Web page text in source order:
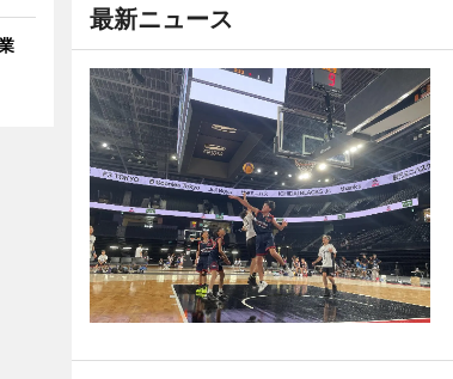
最新ニュース